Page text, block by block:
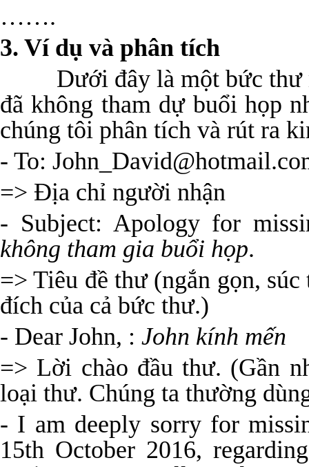
…….
3. Ví dụ và phân tích
Dưới đây là một bức thư
đã không tham dự buổi họp
chúng tôi phân tích và rút ra
- To:
=> Địa chỉ người nhận
- Subject: Apology for
không tham gia buổi họp.
=> Tiêu đề thư (ngắn gọn,
đích của cả bức thư.)
- Dear John, : John kính mến
=> Lời chào đầu thư. (Gần
loại thư. Chúng ta thường
- I am deeply sorry for
15th October 2016,